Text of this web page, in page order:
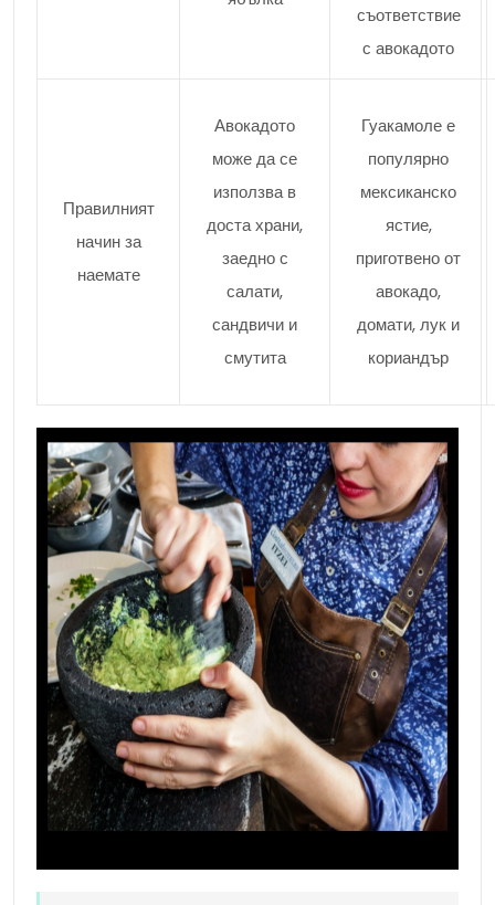
съответствие
с авокадото
Правилният
начин за
наемате
Авокадото
може да се
използва в
доста храни,
заедно с
салати,
сандвичи и
смутита
Гуакамоле е
популярно
мексиканско
ястие,
приготвено от
авокадо,
домати, лук и
кориандър